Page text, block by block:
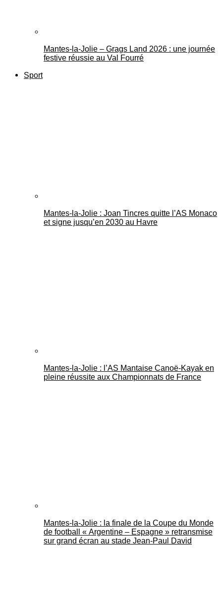
Mantes-la-Jolie – Grags Land 2026 : une journée
festive réussie au Val Fourré
Sport
Mantes-la-Jolie : Joan Tincres quitte l’AS Monaco
et signe jusqu’en 2030 au Havre
Mantes-la-Jolie : l’AS Mantaise Canoë‑Kayak en
pleine réussite aux Championnats de France
Mantes-la-Jolie : la finale de la Coupe du Monde
de football « Argentine – Espagne » retransmise
sur grand écran au stade Jean-Paul David